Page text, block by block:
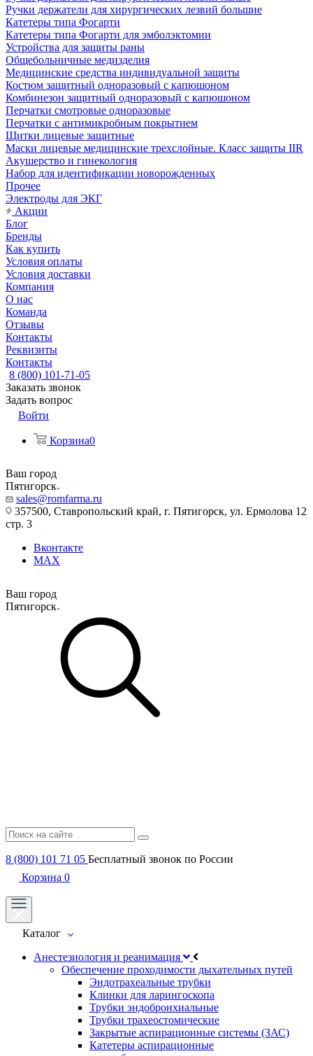
Ручки держатели для хирургических лезвий большие
Катетеры типа Фогарти
Катетеры типа Фогарти для эмболэктомии
Устройства для защиты раны
Общебольничные медизделия
Медицинские средства индивидуальной защиты
Костюм защитный одноразовый с капюшоном
Комбинезон защитный одноразовый с капюшоном
Перчатки смотровые одноразовые
Перчатки с антимикробным покрытием
Щитки лицевые защитные
Маски лицевые медицинские трехслойные. Класс защиты IIR
Акушерство и гинекология
Набор для идентификации новорожденных
Прочее
Электроды для ЭКГ
Акции
Блог
Бренды
Как купить
Условия оплаты
Условия доставки
Компания
О нас
Команда
Отзывы
Контакты
Реквизиты
Контакты
8 (800) 101-71-05
Заказать звонок
Задать вопрос
Войти
Корзина0
Ваш город
Пятигорск
sales@romfarma.ru
357500, Ставропольский край, г. Пятигорск, ул. Ермолова 12
стр. 3
Вконтакте
MAX
Ваш город
Пятигорск
8 (800) 101 71 05 Бесплатный звонок по России
Корзина 0
Каталог
Анестезиология и реанимация
Обеспечение проходимости дыхательных путей
Эндотрахеальные трубки
Клинки для ларингоскопа
Трубки эндобронхиальные
Трубки трахеостомические
Закрытые аспирационные системы (ЗАС)
Катетеры аспирационные